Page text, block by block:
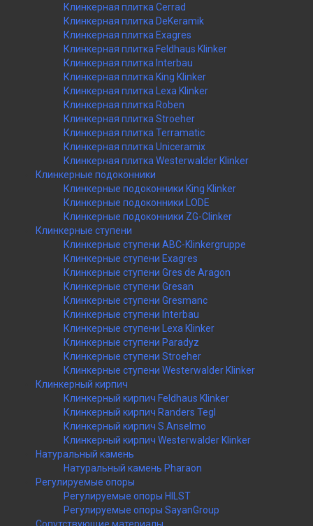
Клинкерная плитка Cerrad
Клинкерная плитка DeKeramik
Клинкерная плитка Exagres
Клинкерная плитка Feldhaus Klinker
Клинкерная плитка Interbau
Клинкерная плитка King Klinker
Клинкерная плитка Lexa Klinker
Клинкерная плитка Roben
Клинкерная плитка Stroeher
Клинкерная плитка Terramatic
Клинкерная плитка Uniceramix
Клинкерная плитка Westerwalder Klinker
Клинкерные подоконники
Клинкерные подоконники King Klinker
Клинкерные подоконники LODE
Клинкерные подоконники ZG-Clinker
Клинкерные ступени
Клинкерные ступени ABC-Klinkergruppe
Клинкерные ступени Exagres
Клинкерные ступени Gres de Aragon
Клинкерные ступени Gresan
Клинкерные ступени Gresmanc
Клинкерные ступени Interbau
Клинкерные ступени Lexa Klinker
Клинкерные ступени Paradyz
Клинкерные ступени Stroeher
Клинкерные ступени Westerwalder Klinker
Клинкерный кирпич
Клинкерный кирпич Feldhaus Klinker
Клинкерный кирпич Randers Tegl
Клинкерный кирпич S.Anselmo
Клинкерный кирпич Westerwalder Klinker
Натуральный камень
Натуральный камень Pharaon
Регулируемые опоры
Регулируемые опоры HILST
Регулируемые опоры SayanGroup